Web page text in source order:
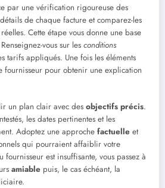
par une vérification rigoureuse des
de chaque facture et comparez-les
Cette étape vous donne une base
vous sur les conditions
tarifs appliqués. Une fois les éléments
fournisseur pour obtenir une explication
un plan clair avec des objectifs précis.
les dates pertinentes et les
Adoptez une approche factuelle et
qui pourraient affaiblir votre
est insuffisante, vous passez à
amiable puis, le cas échéant, la